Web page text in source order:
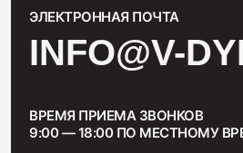
ЭЛЕКТРОННАЯ ПОЧТА
INFO@V-
ВРЕМЯ ПРИЕМА ЗВОНКОВ
9:00 — 18:00 ПО МЕСТНОМУ